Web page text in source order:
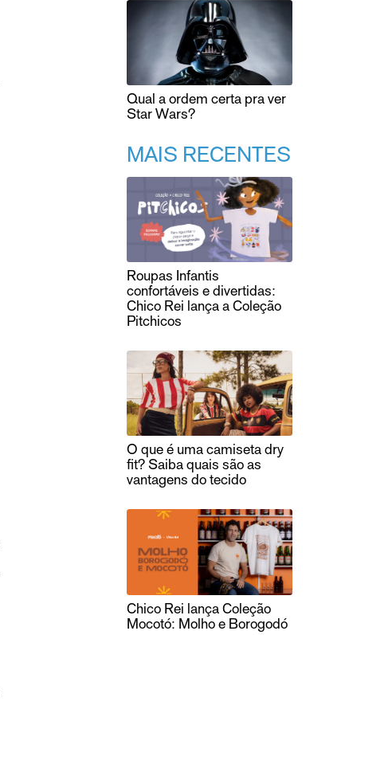
Qual a ordem certa pra ver
Star Wars?
MAIS RECENTES
Roupas Infantis
confortáveis e divertidas:
Chico Rei lança a Coleção
Pitchicos
O que é uma camiseta dry
fit? Saiba quais são as
vantagens do tecido
Chico Rei lança Coleção
Mocotó: Molho e Borogodó